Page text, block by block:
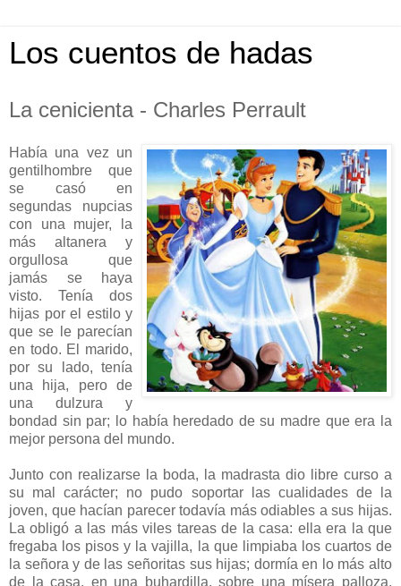
Los cuentos de hadas
La cenicienta - Charles Perrault
Había una vez un
gentilhombre que
se casó en
segundas nupcias
con una mujer, la
más altanera y
orgullosa que
jamás se haya
visto. Tenía dos
hijas por el estilo y
que se le parecían
en todo. El marido,
por su lado, tenía
una hija, pero de
una dulzura y
bondad sin par; lo había heredado de su madre que era la
mejor persona del mundo.
Junto con realizarse la boda, la madrasta dio libre curso a
su mal carácter; no pudo soportar las cualidades de la
joven, que hacían parecer todavía más odiables a sus hijas.
La obligó a las más viles tareas de la casa: ella era la que
fregaba los pisos y la vajilla, la que limpiaba los cuartos de
la señora y de las señoritas sus hijas; dormía en lo más alto
de la casa, en una buhardilla, sobre una mísera palloza,